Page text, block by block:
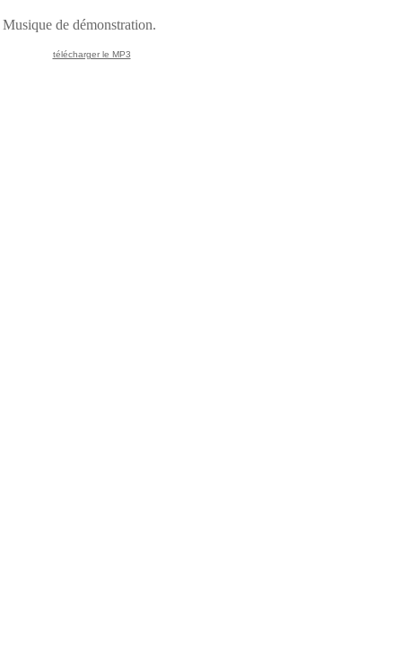
Musique de démonstration.
télécharger le MP3